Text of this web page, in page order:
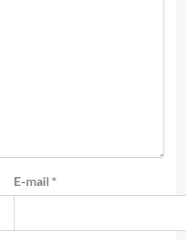
E-mail *